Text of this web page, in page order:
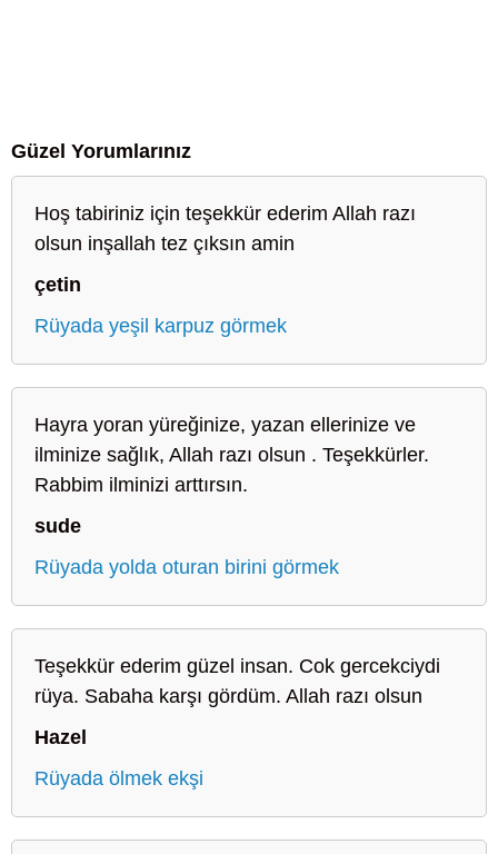
Güzel Yorumlarınız
Hoş tabiriniz için teşekkür ederim Allah razı
olsun inşallah tez çıksın amin
çetin
Rüyada yeşil karpuz görmek
Hayra yoran yüreğinize, yazan ellerinize ve
ilminize sağlık, Allah razı olsun . Teşekkürler.
Rabbim ilminizi arttırsın.
sude
Rüyada yolda oturan birini görmek
Teşekkür ederim güzel insan. Cok gercekciydi
rüya. Sabaha karşı gördüm. Allah razı olsun
Hazel
Rüyada ölmek ekşi